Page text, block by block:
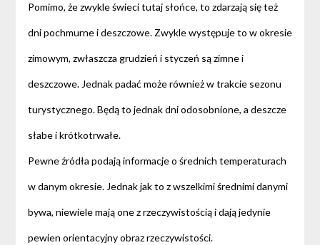
Pomimo, że zwykle świeci tutaj słońce, to zdarzają się też
dni pochmurne i deszczowe. Zwykle występuje to w okresie
zimowym, zwłaszcza grudzień i styczeń są zimne i
deszczowe. Jednak padać może również w trakcie sezonu
turystycznego. Będą to jednak dni odosobnione, a deszcze
słabe i krótkotrwałe.
Pewne źródła podają informacje o średnich temperaturach
w danym okresie. Jednak jak to z wszelkimi średnimi danymi
bywa, niewiele mają one z rzeczywistością i dają jedynie
pewien orientacyjny obraz rzeczywistości.